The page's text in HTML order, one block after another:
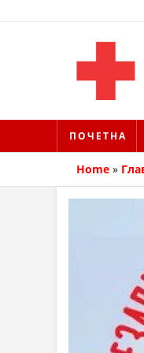
ПОЧЕТНА
Home »